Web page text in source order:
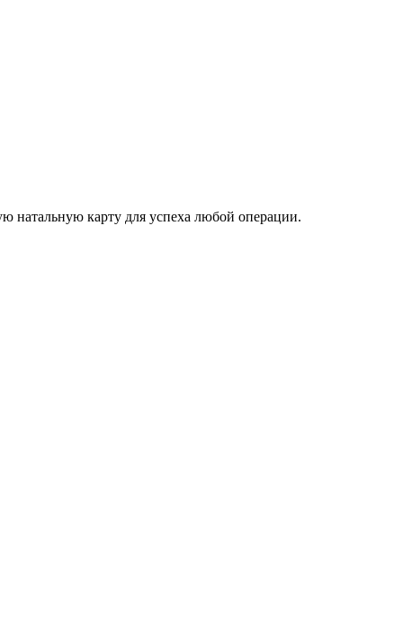
натальную карту для успеха любой операции.